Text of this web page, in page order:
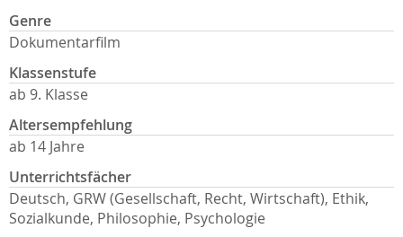
Genre
Dokumentarfilm
Klassenstufe
ab 9. Klasse
Altersempfehlung
ab 14 Jahre
Unterrichtsfächer
Deutsch, GRW (Gesellschaft, Recht, Wirtschaft), Ethik,
Sozialkunde, Philosophie, Psychologie